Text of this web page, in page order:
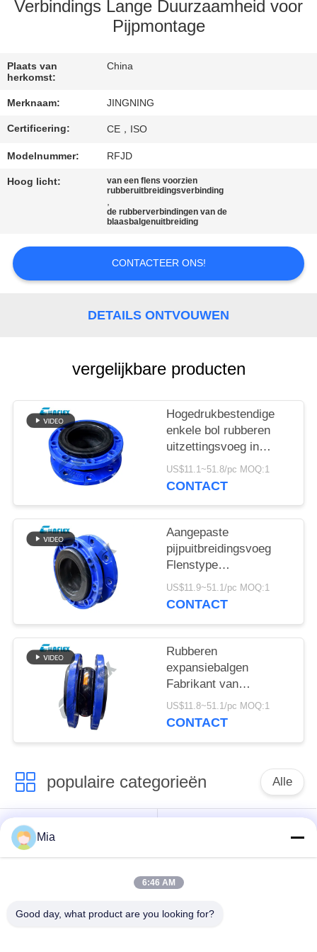
KWALITEITSCONTROLE
CONTACTEER
ONS
NIEUWS
VERZOEK
SITEMAP
PRIVACYBELEID
Verbindings Lange Duurzaamheid voor
Pijpmontage
Plaats van
herkomst:
China
Merknaam: JINGNING
Certificering: CE，ISO
Modelnummer: RFJD
Hoog licht:
van een flens voorzien
rubberuitbreidingsverbinding
,
de rubberverbindingen van de
blaasbalgenuitbreiding
CONTACTEER ONS!
DETAILS ONTVOUWEN
vergelijkbare producten
Hogedrukbestendige
enkele bol rubberen
uitzettingsvoeg in
aangepast leidingwerk
US$11.1~51.8/pc MOQ:1
CONTACT
Aangepaste
pijpuitbreidingsvoeg
Flenstype
roestvrijstalen flexibele
verbinding
US$11.9~51.1/pc MOQ:1
CONTACT
Rubberen
expansiebalgen
Fabrikant van
geflensde rubberen
balgen
US$11.8~51.1/pc MOQ:1
CONTACT
populaire categorieën Alle
De enige verbinding
van de gebied
rubberuitbreiding
Uitbreidingsverbinding
epdm
Verbinding van de
Mia
6:46 AM
Good day, what product are you looking for?